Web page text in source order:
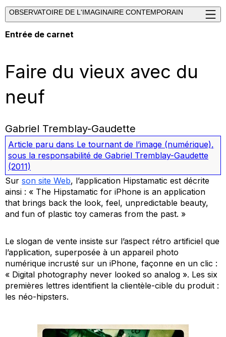
OBSERVATOIRE DE L'IMAGINAIRE CONTEMPORAIN
Entrée de carnet
Faire du vieux avec du
neuf
Gabriel Tremblay-Gaudette
Article paru dans Le tournant de l’image (numérique),
sous la responsabilité de Gabriel Tremblay-Gaudette
(2011)
Sur son site Web, l’application Hipstamatic est décrite
ainsi : « The Hipstamatic for iPhone is an application
that brings back the look, feel, unpredictable beauty,
and fun of plastic toy cameras from the past. »
Le slogan de vente insiste sur l’aspect rétro artificiel que
l’application, superposée à un appareil photo
numérique incrusté sur un iPhone, façonne en un clic :
« Digital photography never looked so analog ». Les six
premières lettres identifient la clientèle-cible du produit :
les néo-hipsters.